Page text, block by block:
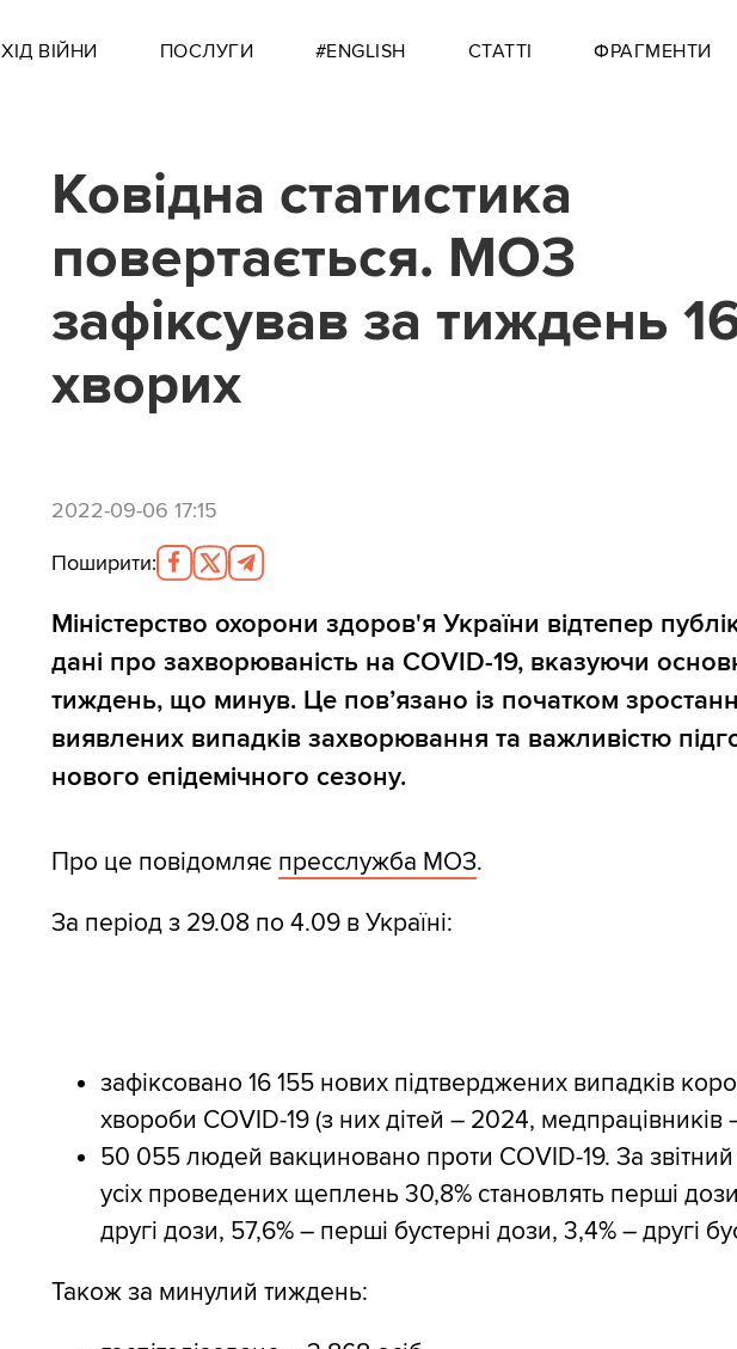
ХІД ВІЙНИ ПОСЛУГИ #ENGLISH СТАТТІ ФРАГМЕНТИ
Ковідна статистика
повертається. МОЗ
зафіксував за тиждень
хворих
2022-09-06 17:15
Поширити:
Міністерство охорони здоров'я України відтепер
дані про захворюваність на COVID-19, вказуючи
тиждень, що минув. Це пов’язано із початком
виявлених випадків захворювання та важливістю
нового епідемічного сезону.
Про це повідомляє пресслужба МОЗ.
За період з 29.08 по 4.09 в Україні:
️зафіксовано 16 155 нових підтверджених випадків
хвороби COVID-19 (з них дітей – 2024, медпрацівників
️50 055 людей вакциновано проти COVID-19. За
усіх проведених щеплень 30,8% становлять перші
другі дози, 57,6% – перші бустерні дози, 3,4% – другі
Також за минулий тиждень: